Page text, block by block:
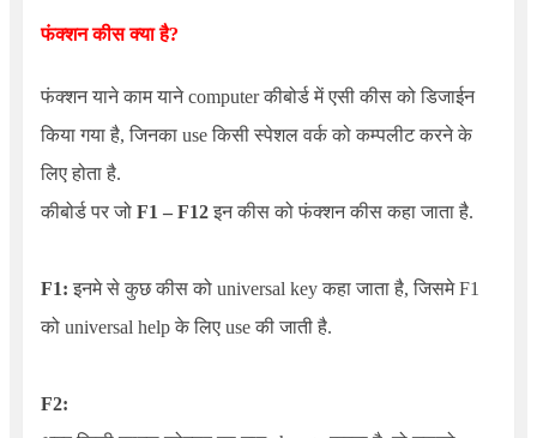
फंक्शन कीस क्या है?
फंक्शन याने काम याने computer कीबोर्ड में एसी कीस को डिजाईन
किया गया है, जिनका use किसी स्पेशल वर्क को कम्पलीट करने के
लिए होता है.
कीबोर्ड पर जो F1 – F12इन कीस को फंक्शन कीस कहा जाता है.
F1: इनमे से कुछ कीस को universal key कहा जाता है, जिसमे F1
को universal help के लिए use की जाती है.
F2: